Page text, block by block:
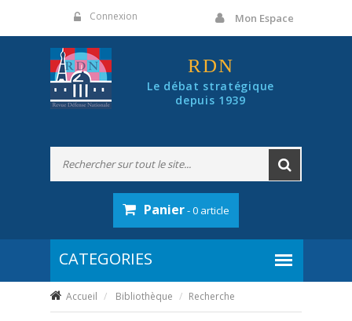
Connexion Mon Espace
RDN
Le débat stratégique
depuis 1939
Panier- 0 article
Accueil Bibliothèque Recherche